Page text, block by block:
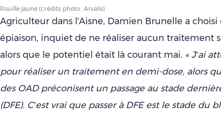
Rouille jaune (crédits photo : Arvalis)
Agriculteur dans l'Aisne, Damien Brunelle a choisi
épiaison, inquiet de ne réaliser aucun traitement
alors que le potentiel était là courant mai. « J’ai
pour réaliser un traitement en demi-dose, alors
des OAD préconisent un passage au stade
(DFE). C’est vrai que passer à DFE est le stade du